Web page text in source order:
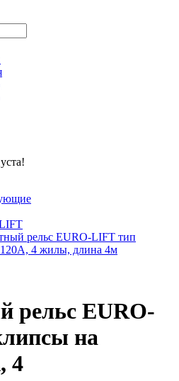
рельс EURO-LIFT тип
4 жилы, длина 4м
рельс EURO-
на
4